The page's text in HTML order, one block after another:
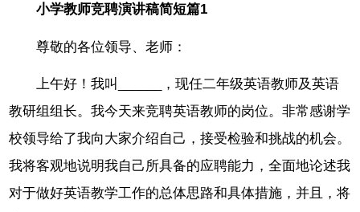
小学教师竞聘演讲稿简短篇1
尊敬的各位领导、老师：
上午好！我叫______，现任二年级英语教师及英语
教研组组长。我今天来竞聘英语教师的岗位。非常感谢学
校领导给了我向大家介绍自己，接受检验和挑战的机会。
我将客观地说明我自己所具备的应聘能力，全面地论述我
对于做好英语教学工作的总体思路和具体措施，并且，将